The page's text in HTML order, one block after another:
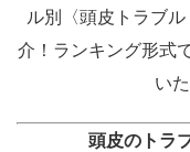
ル別〈頭皮トラブ
介！ランキング形式
い
頭皮のトラ